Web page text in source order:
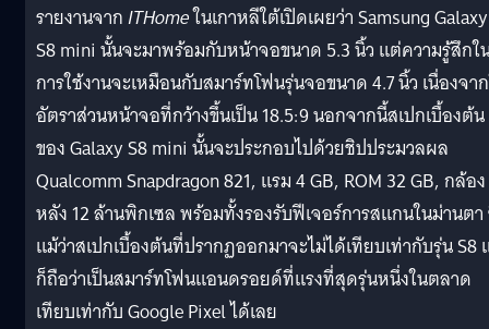
รายงานจากITHomeในเกาหลีใต้เปิดเผยว่า Samsung Galaxy
S8 mini นั้นจะมาพร้อมกับหน้าจอขนาด 5.3 นิ้ว แต่ความรู้สึกใ
การใช้งานจะเหมือนกับสมาร์ทโฟนรุ่นจอขนาด 4.7 นิ้ว เนื่องจา
อัตราส่วนหน้าจอที่กว้างขึ้นเป็น 18.5:9 นอกจากนี้สเปกเบื้องต้น
ของ Galaxy S8 mini นั้นจะประกอบไปด้วยชิปประมวลผล
Qualcomm Snapdragon 821, แรม 4 GB, ROM 32 GB, กล้อง
หลัง 12 ล้านพิกเซล พร้อมทั้งรองรับฟีเจอร์การสแกนในม่านตา
แม้ว่าสเปกเบื้องต้นที่ปรากฏออกมาจะไม่ได้เทียบเท่ากับรุ่น S8
ก็ถือว่าเป็นสมาร์ทโฟนแอนดรอยด์ที่แรงที่สุดรุ่นหนึ่งในตลาด
เทียบเท่ากับ Google Pixel ได้เลย